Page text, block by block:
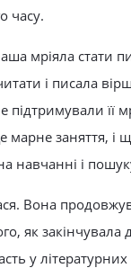
часу.
мріяла стати
і писала
підтримували її
марне заняття,
навчанні і
Вона
як
у літературних